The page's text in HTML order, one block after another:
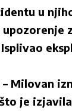
u
upozorenje
Isplivao
– Milovan
je